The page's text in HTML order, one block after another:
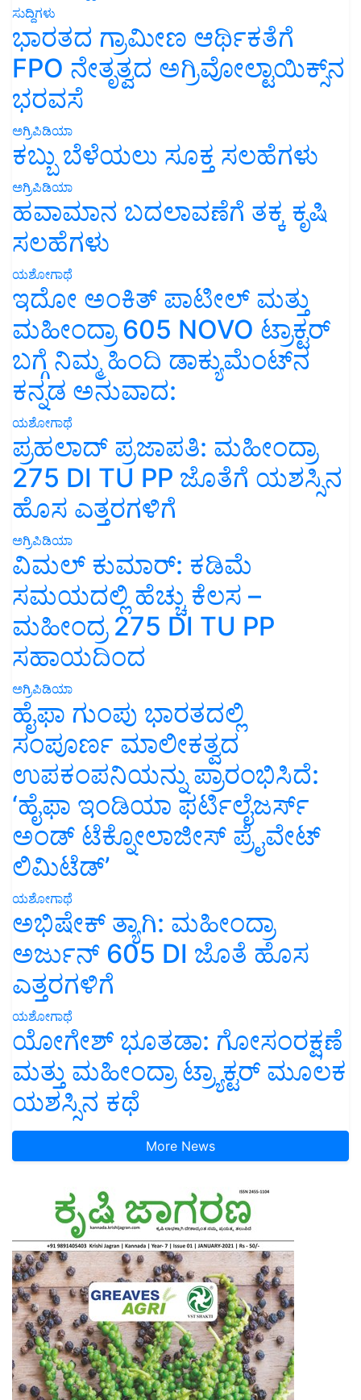
ಸುದ್ದಿಗಳು
ಭಾರತದ ಗ್ರಾಮೀಣ ಆರ್ಥಿಕತೆಗೆ
FPO ನೇತೃತ್ವದ ಅಗ್ರಿವೋಲ್ಟಾಯಿಕ್ಸ್‌ನ
ಭರವಸೆ
ಅಗ್ರಿಪಿಡಿಯಾ
ಕಬ್ಬು ಬೆಳೆಯಲು ಸೂಕ್ತ ಸಲಹೆಗಳು
ಅಗ್ರಿಪಿಡಿಯಾ
ಹವಾಮಾನ ಬದಲಾವಣೆಗೆ ತಕ್ಕ ಕೃಷಿ
ಸಲಹೆಗಳು
ಯಶೋಗಾಥೆ
ಇದೋ ಅಂಕಿತ್ ಪಾಟೀಲ್ ಮತ್ತು
ಮಹೀಂದ್ರಾ 605 NOVO ಟ್ರಾಕ್ಟರ್
ಬಗ್ಗೆ ನಿಮ್ಮ ಹಿಂದಿ ಡಾಕ್ಯುಮೆಂಟ್‌ನ
ಕನ್ನಡ ಅನುವಾದ:
ಯಶೋಗಾಥೆ
ಪ್ರಹಲಾದ್ ಪ್ರಜಾಪತಿ: ಮಹೀಂದ್ರಾ
275 DI TU PP ಜೊತೆಗೆ ಯಶಸ್ಸಿನ
ಹೊಸ ಎತ್ತರಗಳಿಗೆ
ಅಗ್ರಿಪಿಡಿಯಾ
ವಿಮಲ್ ಕುಮಾರ್: ಕಡಿಮೆ
ಸಮಯದಲ್ಲಿ ಹೆಚ್ಚು ಕೆಲಸ –
ಮಹೀಂದ್ರ 275 DI TU PP
ಸಹಾಯದಿಂದ
ಅಗ್ರಿಪಿಡಿಯಾ
ಹೈಫಾ ಗುಂಪು ಭಾರತದಲ್ಲಿ
ಸಂಪೂರ್ಣ ಮಾಲೀಕತ್ವದ
ಉಪಕಂಪನಿಯನ್ನು ಪ್ರಾರಂಭಿಸಿದೆ:
‘ಹೈಫಾ ಇಂಡಿಯಾ ಫರ್ಟಿಲೈಜರ್ಸ್
ಅಂಡ್ ಟೆಕ್ನೋಲಾಜೀಸ್ ಪ್ರೈವೇಟ್
ಲಿಮಿಟೆಡ್’
ಯಶೋಗಾಥೆ
ಅಭಿಷೇಕ್ ತ್ಯಾಗಿ: ಮಹೀಂದ್ರಾ
ಅರ್ಜುನ್ 605 DI ಜೊತೆ ಹೊಸ
ಎತ್ತರಗಳಿಗೆ
ಯಶೋಗಾಥೆ
ಯೋಗೇಶ್ ಭೂತಡಾ: ಗೋಸಂರಕ್ಷಣೆ
ಮತ್ತು ಮಹೀಂದ್ರಾ ಟ್ರ್ಯಾಕ್ಟರ್ ಮೂಲಕ
ಯಶಸ್ಸಿನ ಕಥೆ
More News